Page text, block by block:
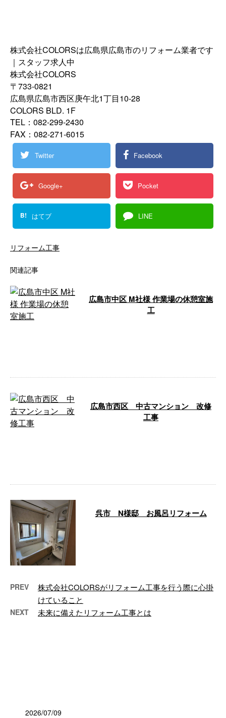
株式会社COLORSは広島県広島市のリフォーム業者です
｜スタッフ求人中
株式会社COLORS
〒733-0821
広島県広島市西区庚午北1丁目10-28
COLORS BLD. 1F
TEL：082-299-2430
FAX：082-271-6015
Twitter Facebook
Google+ Pocket
B! はてブ LINE
リフォーム工事
関連記事
広島市中区 M社様 作業場の休憩室施
工
広島市西区 中古マンション 改修
工事
呉市 N様邸 お風呂リフォーム
PREV
株式会社COLORSがリフォーム工事を行う際に心掛
けていること
NEXT 未来に備えたリフォーム工事とは
2026/07/09